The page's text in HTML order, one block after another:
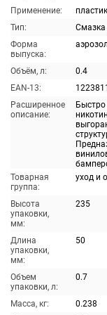
Применение:
пластик
Тип:
Смазка
Форма
выпуска:
Объём, л:
0.4
EAN-13:
Расширенное
описание:
Товарная
группа:
уход и
Высота
упаковки,
мм:
235
Длина
упаковки,
мм:
50
Объем
упаковки, л:
0.7
Масса, кг:
0.238